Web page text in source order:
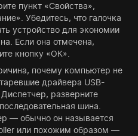
пункт «Свойства»,
Убедитесь, что галочка
устройство для экономии
Если она отмечена,
кнопку «ОК».
почему компьютер не
драйвера USB-
разверните
шина.
— обычно он называется
или похожим образом —